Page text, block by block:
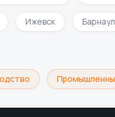
Ижевск Барнаул
Промышленный